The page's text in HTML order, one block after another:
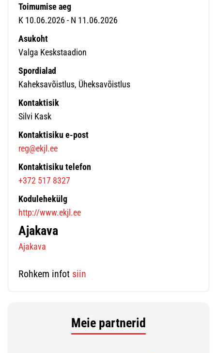
Toimumise aeg
K 10.06.2026 - N 11.06.2026
Asukoht
Valga Keskstaadion
Spordialad
Kaheksavõistlus, Üheksavõistlus
Kontaktisik
Silvi Kask
Kontaktisiku e-post
reg@ekjl.ee
Kontaktisiku telefon
+372 517 8327
Kodulehekülg
http://www.ekjl.ee
Ajakava
Ajakava
Rohkem infot siin
Meie partnerid